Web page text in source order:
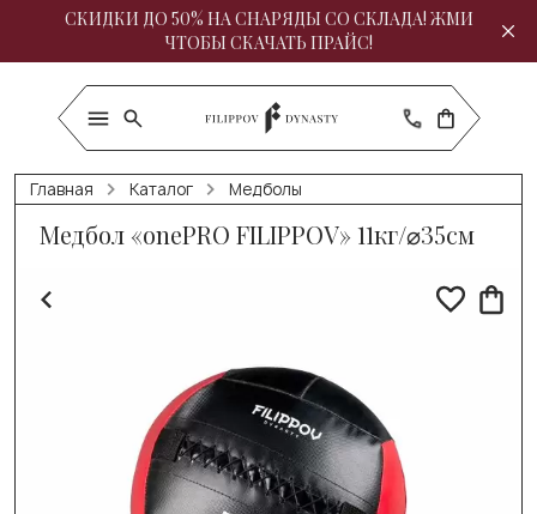
СКИДКИ ДО 50% НА СНАРЯДЫ СО СКЛАДА! ЖМИ
ЧТОБЫ СКАЧАТЬ ПРАЙС!
Главная Каталог Медболы
Медбол «onePRO FILIPPOV» 11кг/⌀35см